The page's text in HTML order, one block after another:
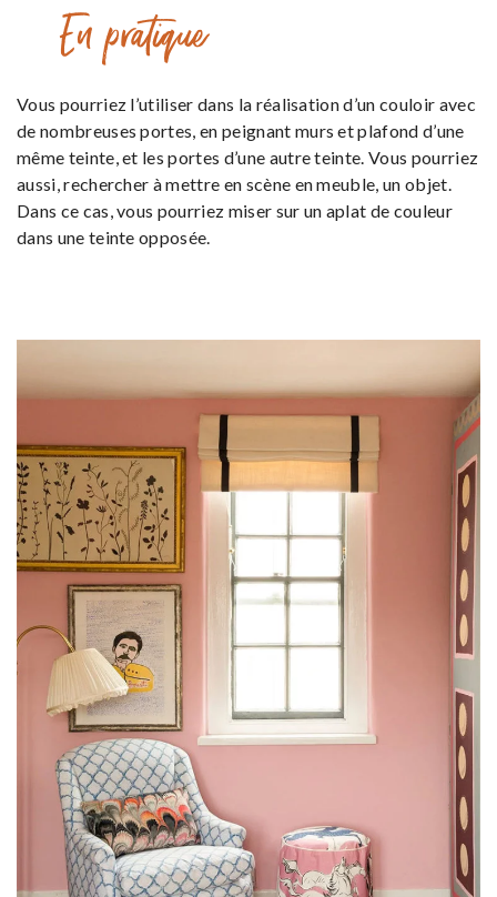
En pratique
Vous pourriez l’utiliser dans la réalisation d’un couloir avec
de nombreuses portes, en peignant murs et plafond d’une
même teinte, et les portes d’une autre teinte. Vous pourriez
aussi, rechercher à mettre en scène en meuble, un objet.
Dans ce cas, vous pourriez miser sur un aplat de couleur
dans une teinte opposée.